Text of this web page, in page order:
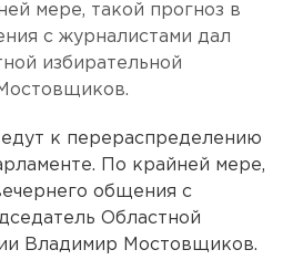
мере, такой прогноз в
с журналистами дал
избирательной
к перераспределению
По крайней мере,
общения с
Областной
Владимир Мостовщиков.